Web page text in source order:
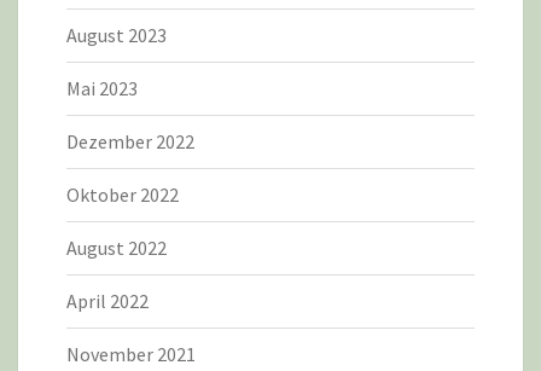
August 2023
Mai 2023
Dezember 2022
Oktober 2022
August 2022
April 2022
November 2021